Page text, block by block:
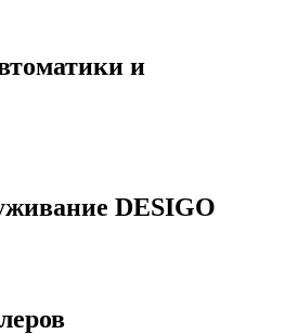
и
DESIGO